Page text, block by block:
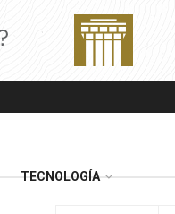
TECNOLOGÍA